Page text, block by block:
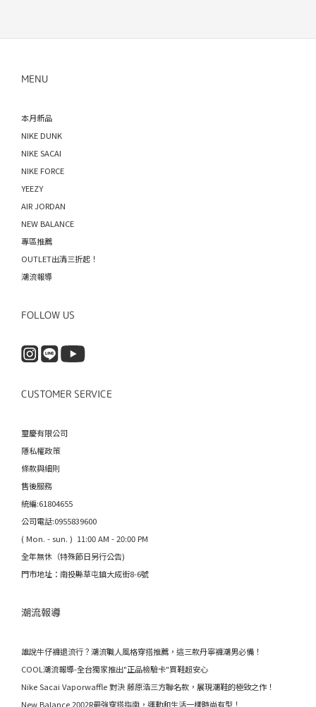
MENU
本月新品
NIKE DUNK
NIKE SACAI
NIKE FORCE
YEEZY
AIR JORDAN
NEW BALANCE
專區推薦
OUTLET出清三折起！
潮流報導
FOLLOW US
CUSTOMER SERVICE
璽慶有限公司
隱私權政策
條款與細則
售後服務
統編:61804655
公司電話:0955839600
( Mon. - sun. ) 11:00 AM - 20:00 PM
全年無休（特殊節日另行公告)
門市地址：南投縣草屯鎮大成街8-6號
潮流報導
誰說牛仔褲退流行？潮流職人風格穿搭推薦，這三款丹寧褲潮男必備！
COOL潮流報導-全台獨家推出"正品檢驗卡"買鞋超安心
Nike Sacai Vaporwaffle 對決 藤原浩三方聯名款，展現潮鞋的極致之作！
New Balance 2002R最強穿搭指南，運動和生活一樣時尚有型！